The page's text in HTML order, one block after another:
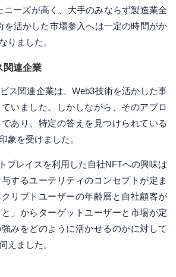
ニーズが高く、大手のみならず製造業全
を活かした市場参入へは一定の時間がか
りました。
関連企業
ス関連企業は、Web3技術を活かした事
いました。しかしながら、そのアプロ
あり、特定の答えを見つけられている
象を受けました。
プレイスを利用した自社NFTへの興味は
するユーテリティのコンセプトが定ま
リプトユーザーの年齢層と自社顧客が
」からターゲットユーザーと市場が定
みをどのように活かせるのかに対して
えました。